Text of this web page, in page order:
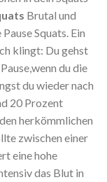
Brutal und
Squats. Ein
klingt: Du gehst
du die
du wieder nach
20 Prozent
herkömmlichen
zwischen einer
eine hohe
das Blut in